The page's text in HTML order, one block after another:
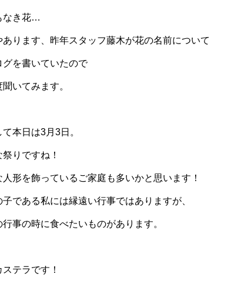
なき花…
あります、昨年スタッフ藤木が花の名前について
グを書いていたので
いてみます。
て本日は3月3日。
祭りですね！
人形を飾っているご家庭も多いかと思います！
子である私には縁遠い行事ではありますが、
行事の時に食べたいものがあります。
ステラです！